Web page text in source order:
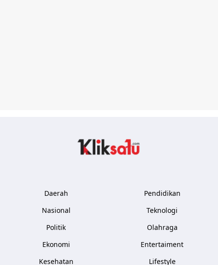
Daerah
Nasional
Politik
Ekonomi
Kesehatan
Pendidikan
Teknologi
Olahraga
Entertaiment
Lifestyle